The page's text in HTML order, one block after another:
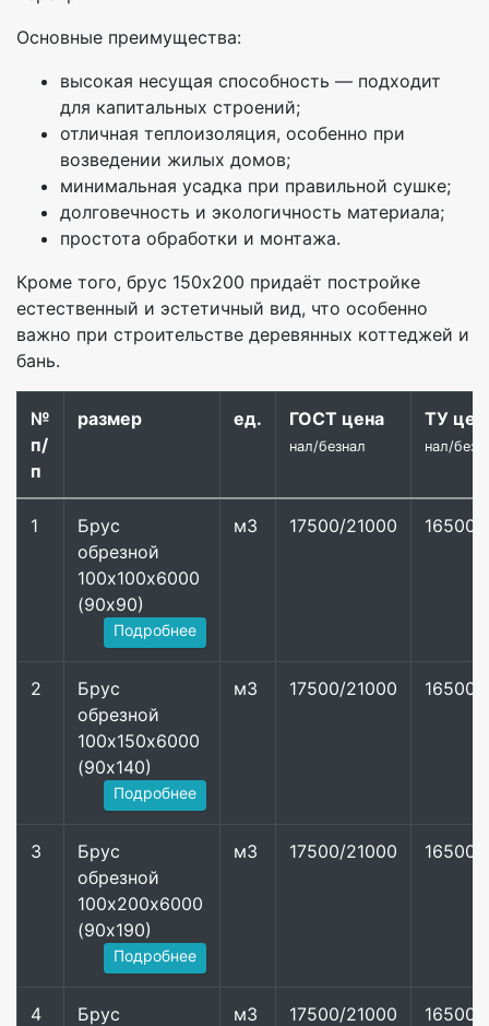
Основные преимущества:
высокая несущая способность — подходит
для капитальных строений;
отличная теплоизоляция, особенно при
возведении жилых домов;
минимальная усадка при правильной сушке;
долговечность и экологичность материала;
простота обработки и монтажа.
Кроме того, брус 150х200 придаёт постройке
естественный и эстетичный вид, что особенно
важно при строительстве деревянных коттеджей и
бань.
№
п/
п
размер ед. ГОСТ цена
нал/безнал
ТУ
нал/
1
Брус
обрезной
100х100х6000
(90х90)
Подробнее
м3 17500/21000 16500/
2
Брус
обрезной
100х150х6000
(90х140)
Подробнее
м3 17500/21000 16500/
3
Брус
обрезной
100х200х6000
(90х190)
Подробнее
м3 17500/21000 16500/
4
Брус
м3 17500/21000 16500/